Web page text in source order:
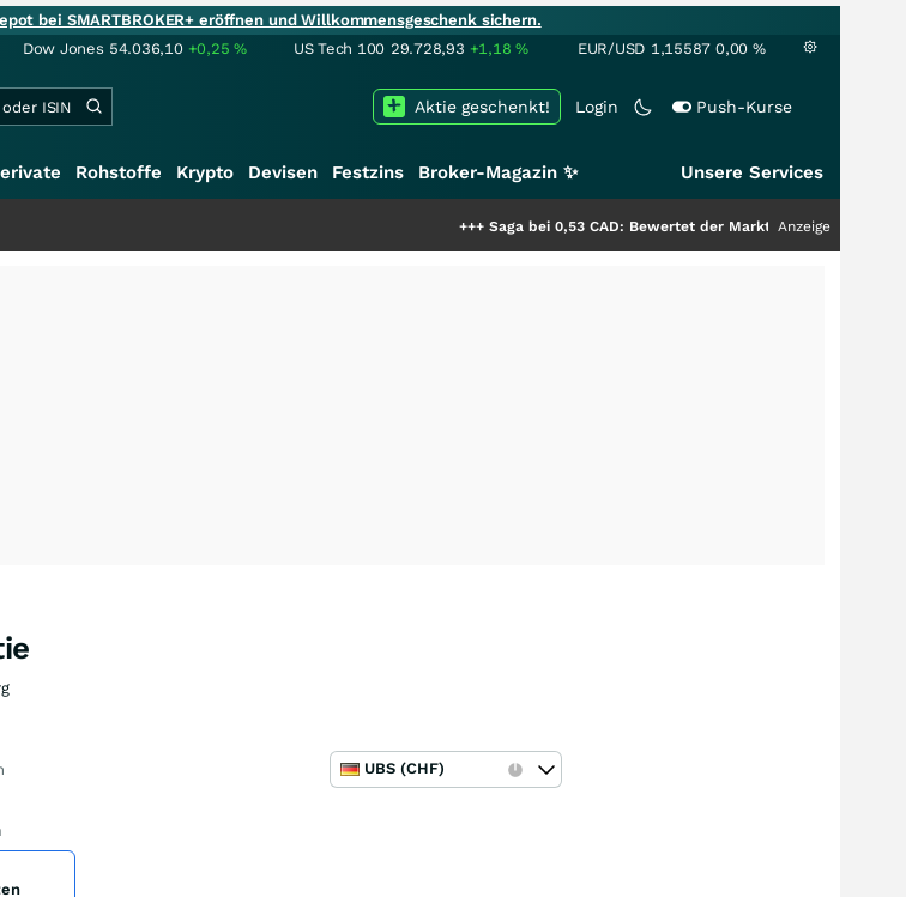
bei SMARTBROKER+ eröffnen und Willkommensgeschenk sichern.
Dow Jones 54.036,10 +0,25% US Tech 100 29.728,93 +1,18% EUR/USD 1,15587 0,00 %
Login Push-Kurse
Aktie geschenkt!
Rohstoffe Krypto Devisen Festzins Broker-Magazin ✨ Unsere Services
Saga bei 0,53 CAD: Bewertet der Markt noch immer nur die Hälfte der
Anzeige
UBS (CHF)